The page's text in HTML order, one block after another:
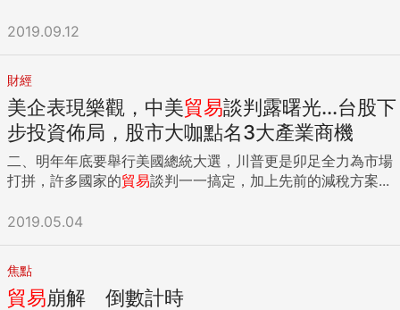
2019.09.12
財經
美企表現樂觀，中美貿易談判露曙光...台股下
步投資佈局，股市大咖點名3大產業商機
二、明年年底要舉行美國總統大選，川普更是卯足全力為市場
打拼，許多國家的貿易談判一一搞定，加上先前的減稅方案...
2019.05.04
焦點
貿易崩解 倒數計時